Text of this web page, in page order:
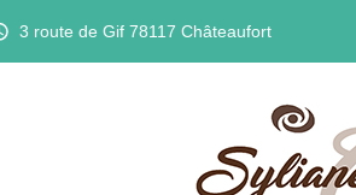
3 route de Gif 78117 Châteaufort